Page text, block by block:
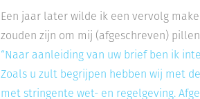
Een jaar later wilde ik een vervolg
zouden zijn om mij (afgeschreven)
“Naar aanleiding van uw brief ben ik
Zoals u zult begrijpen hebben wij met
met stringente wet- en regelgeving.